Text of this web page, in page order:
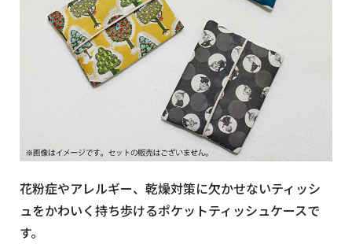
花粉症やアレルギー、乾燥対策に欠かせないティッシ
ュをかわいく持ち歩けるポケットティッシュケースで
す。